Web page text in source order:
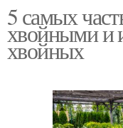
5 самых
хвойными и
хвойных